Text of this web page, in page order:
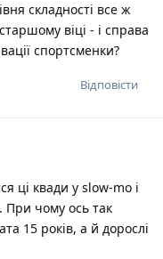
складності все ж
віці - і справа
спортсменки?
Відповісти
ці квади у slow-mo і
При чому ось так
15 років, а й дорослі